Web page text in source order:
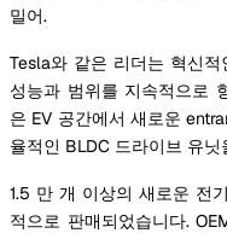
밀어.
Tesla와 같은 리더는 혁신
성능과 범위를 지속적으로
은 EV 공간에서 새로운
율적인 BLDC 드라이브 유닛
1.5 만 개 이상의 새로운 전
적으로 판매되었습니다.